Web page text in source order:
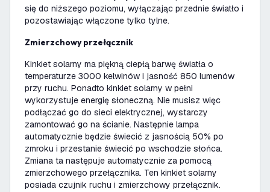
się do niższego poziomu, wyłączając przednie światło i
pozostawiając włączone tylko tylne.
Zmierzchowy przełącznik
Kinkiet solarny ma piękną ciepłą barwę światła o
temperaturze 3000 kelwinów i jasność 850 lumenów
przy ruchu. Ponadto kinkiet solarny w pełni
wykorzystuje energię słoneczną. Nie musisz więc
podłączać go do sieci elektrycznej, wystarczy
zamontować go na ścianie. Następnie lampa
automatycznie będzie świecić z jasnością 50% po
zmroku i przestanie świecić po wschodzie słońca.
Zmiana ta następuje automatycznie za pomocą
zmierzchowego przełącznika. Ten kinkiet solarny
posiada czujnik ruchu i zmierzchowy przełącznik.